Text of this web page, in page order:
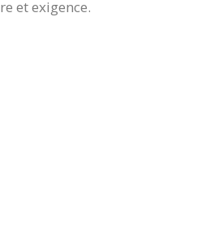
et exigence.